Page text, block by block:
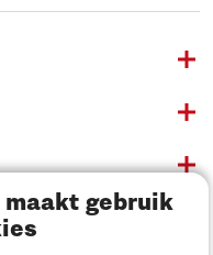
gebruik